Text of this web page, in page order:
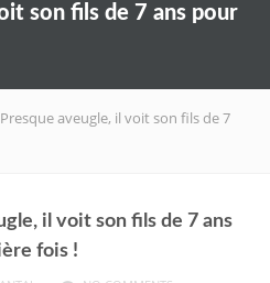
son fils de 7 ans pour
Presque aveugle, il voit son fils de 7
il voit son fils de 7 ans
fois !